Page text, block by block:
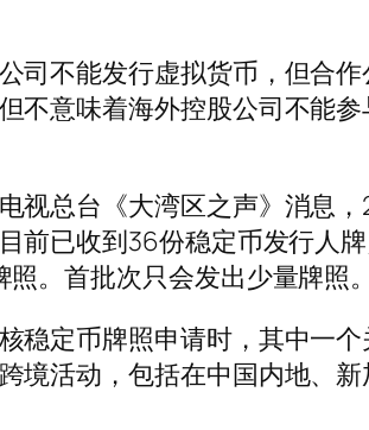
不能发行虚拟货币，但合作
意味着海外控股公司不能
总台《大湾区之声》消息，
前已收到36份稳定币发行人
。首批次只会发出少量牌照
定币牌照申请时，其中一个
境活动，包括在中国内地、